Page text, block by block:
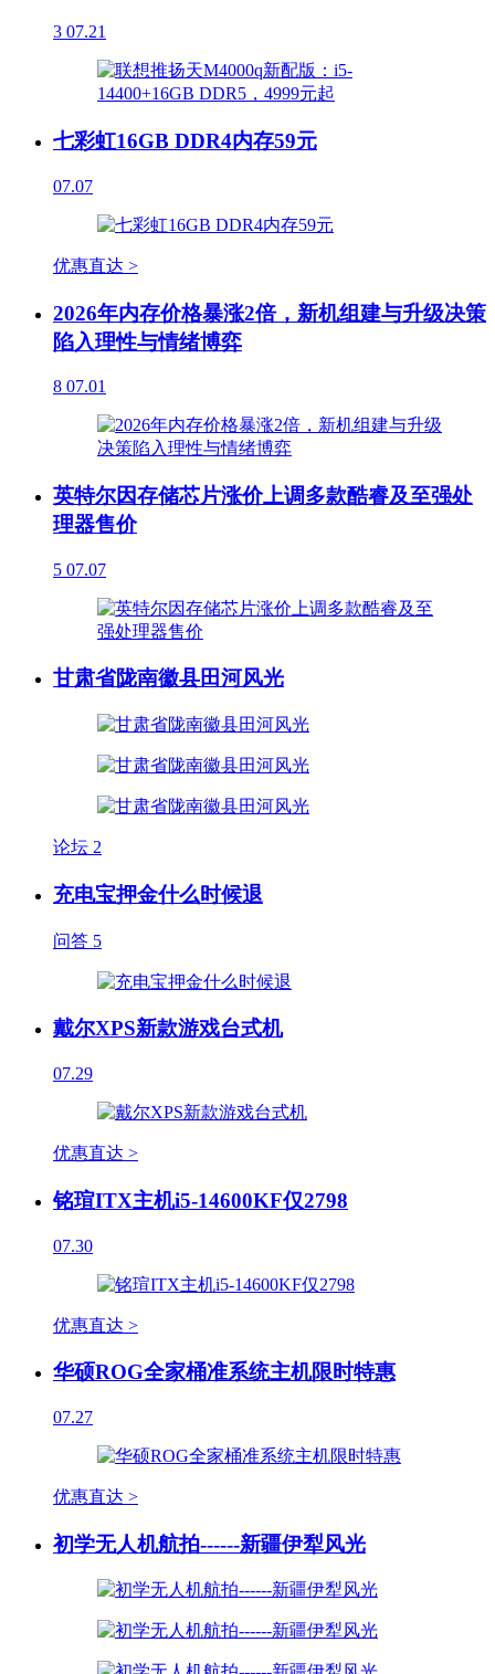
3 07.21
七彩虹16GB DDR4内存59元
07.07
优惠直达 >
2026年内存价格暴涨2倍，新机组建与升级决策
陷入理性与情绪博弈
8 07.01
英特尔因存储芯片涨价上调多款酷睿及至强处
理器售价
5 07.07
甘肃省陇南徽县田河风光
论坛 2
充电宝押金什么时候退
问答 5
戴尔XPS新款游戏台式机
07.29
优惠直达 >
铭瑄ITX主机i5-14600KF仅2798
07.30
优惠直达 >
华硕ROG全家桶准系统主机限时特惠
07.27
优惠直达 >
初学无人机航拍------新疆伊犁风光